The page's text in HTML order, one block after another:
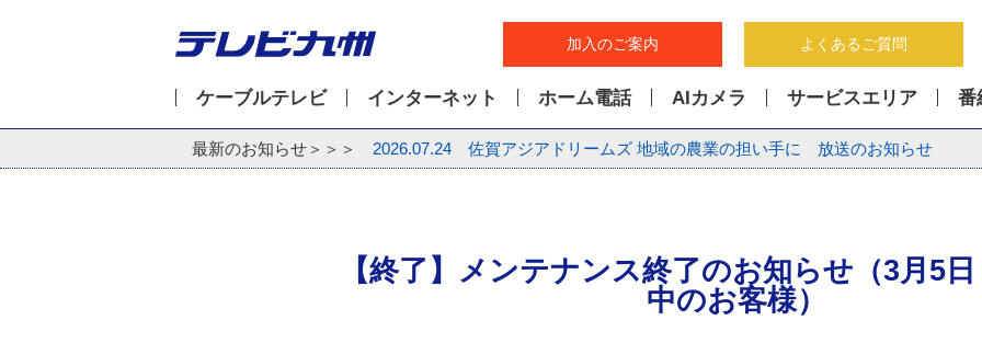
加入のご案内 よくあるご質問
ケーブルテレビ インターネット ホーム電話 AIカメラ サービスエリア 番
最新のお知らせ＞＞＞ 2026.07.24 佐賀アジアドリームズ 地域の農業の担い手に 放送のお知らせ
【終了】メンテナンス終了のお知らせ（3月5
中のお客様）